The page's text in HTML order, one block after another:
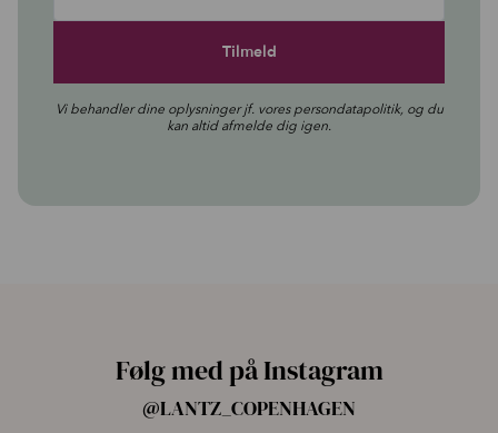
Vi behandler dine oplysninger jf. vorespersondatapolitik, og du
kan altid afmelde dig igen.
Følg med på Instagram
@LANTZ_COPENHAGEN